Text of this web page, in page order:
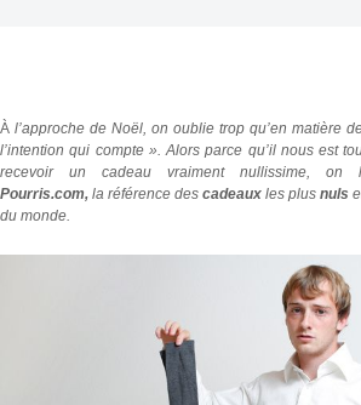
Àl’approche de Noël, on oublie trop qu’en matière
l’intention qui compte ». Alors parce qu’il nous est
recevoir un cadeau vraiment nullissime,
Pourris.com,la référence descadeauxles plusnuls
du monde.